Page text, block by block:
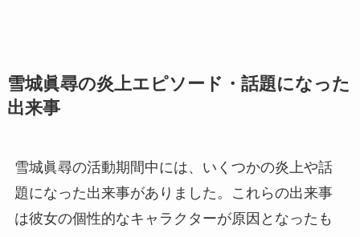
雪城眞尋の炎上エピソード・話題になった
出来事
雪城眞尋の活動期間中には、いくつかの炎上や話
題になった出来事がありました。これらの出来事
は彼女の個性的なキャラクターが原因となったも